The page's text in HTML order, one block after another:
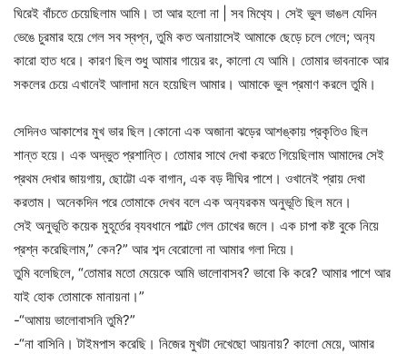
ঘিরেই বাঁচতে চেয়েছিলাম আমি। তা আর হলো না | সব মিথ‍্যে। সেই ভুল ভাঙল যেদিন
ভেঙে চুরমার হয়ে গেল সব স্বপ্ন, তুমি কত অনায়াসেই আমাকে ছেড়ে চলে গেলে; অন‍্য
কারো হাত ধরে। কারণ ছিল শুধু আমার গায়ের রং, কালো যে আমি। তোমার ভাবনাকে আর
সকলের চেয়ে এখানেই আলাদা মনে হয়েছিল আমার। আমাকে ভুল প্রমাণ করলে তুমি।
সেদিনও আকাশের মুখ ভার ছিল।কোনো এক অজানা ঝড়ের আশঙ্কায় প্রকৃতিও ছিল
শান্ত হয়ে। এক অদ্ভুত প্রশান্তি। তোমার সাথে দেখা করতে গিয়েছিলাম আমাদের সেই
প্রথম দেখার জায়গায়, ছোট্টো এক বাগান, এক বড় দীঘির পাশে। ওখানেই প্রায় দেখা
করতাম। অনেকদিন পরে তোমাকে দেখব বলে এক অন‍্যরকম অনুভূতি ছিল মনে।
সেই অনুভূতি কয়েক মুহূর্তের ব‍্যবধানে পাল্টে গেল চোখের জলে। এক চাপা কষ্ট বুকে নিয়ে
প্রশ্ন করেছিলাম,” কেন?” আর শব্দ বেরোলো না আমার গলা দিয়ে।
তুমি বলেছিলে, “তোমার মতো মেয়েকে আমি ভালোবাসব? ভাবো কি করে? আমার পাশে আর
যাই হোক তোমাকে মানায়না।”
-“আমায় ভালোবাসনি তুমি?”
-“না বাসিনি। টাইমপাস করেছি। নিজের মুখটা দেখেছো আয়নায়? কালো মেয়ে, আমার